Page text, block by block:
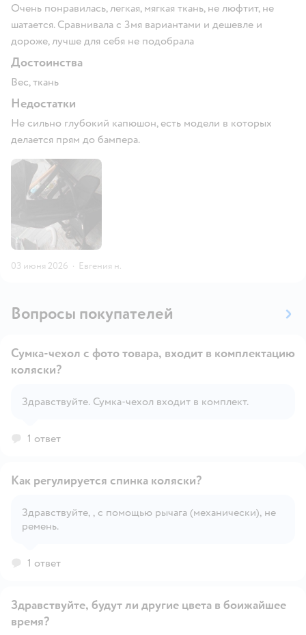
Очень понравилась, легкая, мягкая ткань, не люфтит, не
шатается. Сравнивала с 3мя вариантами и дешевле и
дороже, лучше для себя не подобрала
Достоинства
Вес, ткань
Недостатки
Не сильно глубокий капюшон, есть модели в которых
делается прям до бампера.
03 июня 2026 · Евгения н.
Вопросы покупателей
Открыть вопрос
Сумка-чехол с фото товара, входит в комплектацию
коляски?
Здравствуйте. Сумка-чехол входит в комплект.
1 ответ
Как регулируется спинка коляски?
Здравствуйте, , с помощью рычага (механически), не
ремень.
1 ответ
Здравствуйте, будут ли другие цвета в боижайшее
время?